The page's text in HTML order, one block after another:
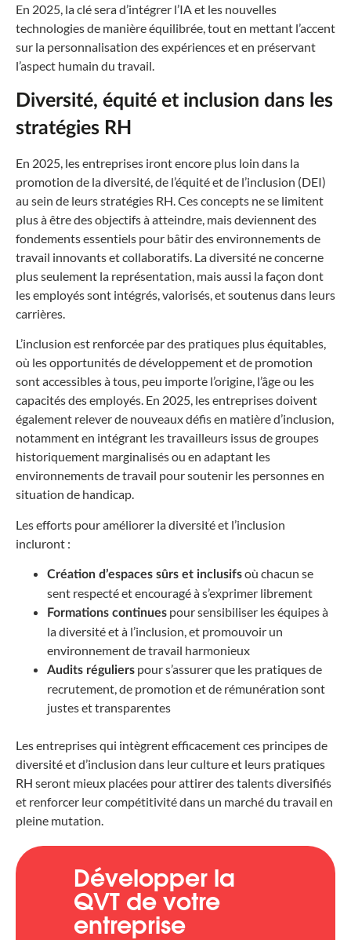
En 2025, la clé sera d’intégrer l’IA et les nouvelles
technologies de manière équilibrée, tout en mettant l’accent
sur la personnalisation des expériences et en préservant
l’aspect humain du travail.
Diversité, équité et inclusion dans les
stratégies RH
En 2025, les entreprises iront encore plus loin dans la
promotion de la diversité, de l’équité et de l’inclusion (DEI)
au sein de leurs stratégies RH. Ces concepts ne se limitent
plus à être des objectifs à atteindre, mais deviennent des
fondements essentiels pour bâtir des environnements de
travail innovants et collaboratifs. La diversité ne concerne
plus seulement la représentation, mais aussi la façon dont
les employés sont intégrés, valorisés, et soutenus dans leurs
carrières.
L’inclusion est renforcée par des pratiques plus équitables,
où les opportunités de développement et de promotion
sont accessibles à tous, peu importe l’origine, l’âge ou les
capacités des employés. En 2025, les entreprises doivent
également relever de nouveaux défis en matière d’inclusion,
notamment en intégrant les travailleurs issus de groupes
historiquement marginalisés ou en adaptant les
environnements de travail pour soutenir les personnes en
situation de handicap.
Les efforts pour améliorer la diversité et l’inclusion
incluront :
Création d’espaces sûrs et inclusifsoù chacun se
sent respecté et encouragé à s’exprimer librement
Formations continues pour sensibiliser les équipes à
la diversité et à l’inclusion, et promouvoir un
environnement de travail harmonieux
Audits réguliers pour s’assurer que les pratiques de
recrutement, de promotion et de rémunération sont
justes et transparentes
Les entreprises qui intègrent efficacement ces principes de
diversité et d’inclusion dans leur culture et leurs pratiques
RH seront mieux placées pour attirer des talents diversifiés
et renforcer leur compétitivité dans un marché du travail en
pleine mutation.
Développer la
QVT de votre
entreprise